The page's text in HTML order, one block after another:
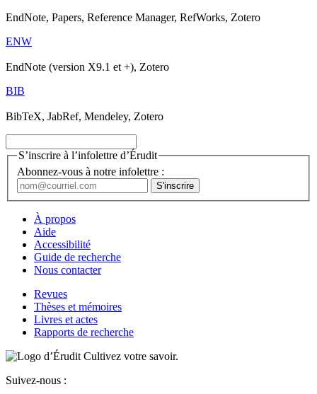
EndNote, Papers, Reference Manager, RefWorks, Zotero
ENW
EndNote (version X9.1 et +), Zotero
BIB
BibTeX, JabRef, Mendeley, Zotero
S’inscrire à l’infolettre d’Érudit
Abonnez-vous à notre infolettre :
À propos
Aide
Accessibilité
Guide de recherche
Nous contacter
Revues
Thèses et mémoires
Livres et actes
Rapports de recherche
Cultivez votre savoir.
Suivez-nous :